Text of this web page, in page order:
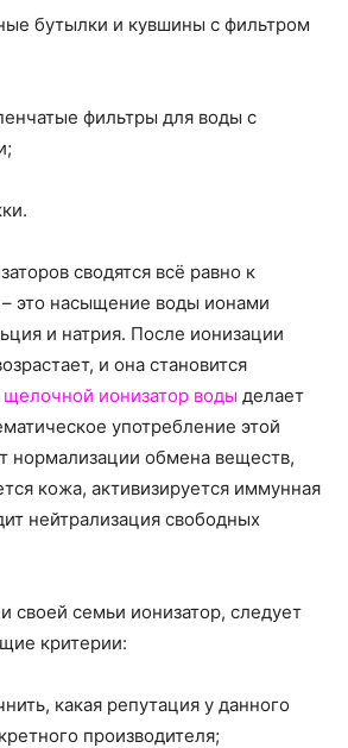
и кувшины с фильтром
фильтры для воды с
сводятся всё равно к
это насыщение воды ионами
и натрия. После ионизации
и она становится
щелочной ионизатор воды делает
употребление этой
нормализации обмена веществ,
кожа, активизируется иммунная
нейтрализация свободных
своей семьи ионизатор, следует
критерии:
какая репутация у данного
производителя;